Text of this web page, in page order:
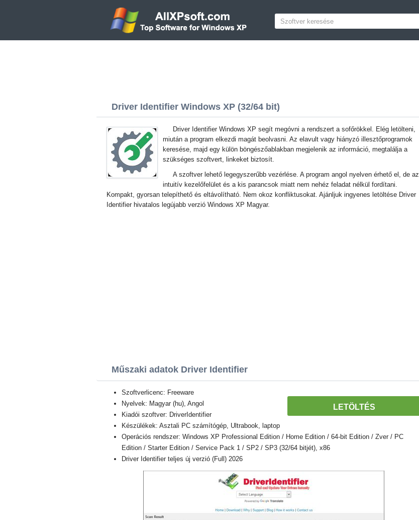
Driver Identifier Windows XP (32/64 bit)
Driver Identifier Windows XP segít megóvni a rendszert a sofőrökkel. Elég letölteni,
miután a program elkezdi magát beolvasni. Az elavult vagy hiányzó illesztőprogramok
keresése, majd egy külön böngészőablakban megjelenik az információ, megtalálja a
szükséges szoftvert, linkeket biztosít.
A szoftver lehető legegyszerűbb vezérlése. A program angol nyelven érhető el, de az
intuitív kezelőfelület és a kis parancsok miatt nem nehéz feladat nélkül fordítani.
Kompakt, gyorsan telepíthető és eltávolítható. Nem okoz konfliktusokat. Ajánljuk ingyenes letöltése Driver
Identifier hivatalos legújabb verzió Windows XP Magyar.
Műszaki adatok Driver Identifier
LETÖLTÉS
Szoftverlicenc: Freeware
Nyelvek: Magyar (hu), Angol
Kiadói szoftver: DriverIdentifier
Készülékek: Asztali PC számítógép, Ultrabook, laptop
Operációs rendszer: Windows XP Professional Edition / Home Edition / 64-bit Edition / Zver / PC
Edition / Starter Edition / Service Pack 1 / SP2 / SP3 (32/64 bitjét), x86
Driver Identifier teljes új verzió (Full) 2026